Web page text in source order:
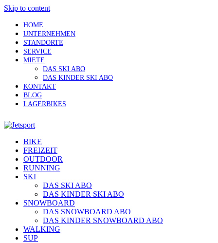
Skip to content
HOME
UNTERNEHMEN
STANDORTE
SERVICE
MIETE
DAS SKI ABO
DAS KINDER SKI ABO
KONTAKT
BLOG
LAGERBIKES
BIKE
FREIZEIT
OUTDOOR
RUNNING
SKI
DAS SKI ABO
DAS KINDER SKI ABO
SNOWBOARD
DAS SNOWBOARD ABO
DAS KINDER SNOWBOARD ABO
WALKING
SUP